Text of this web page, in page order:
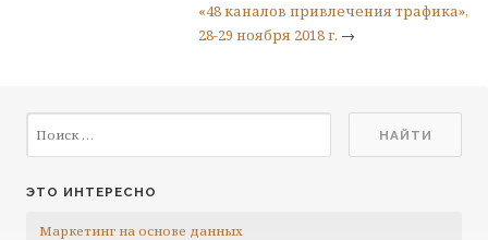
«48 каналов привлечения трафика»,
28-29 ноября 2018 г. →
ЭТО ИНТЕРЕСНО
Маркетинг на основе данных